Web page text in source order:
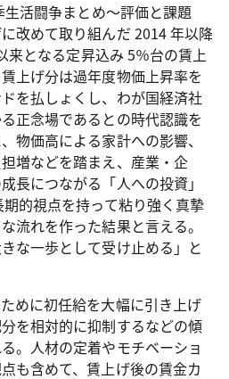
活闘争まとめ～評価と課題
改めて取り組んだ 2014 年以降
来となる定昇込み 5％台の賃上
上げ分は過年度物価上昇率を
を払しょくし、わが国経済社
正念場であるとの時代認識を
物価高による家計への影響、
増などを踏まえ、産業・企
長につながる「人への投資」
的視点を持って粘り強く真摯
流れを作った結果と言える。
な一歩として受け止める」と
めに初任給を大幅に引き上げ
を相対的に抑制するなどの傾
。人材の定着やモチベーショ
も含めて、賃上げ後の賃金カ